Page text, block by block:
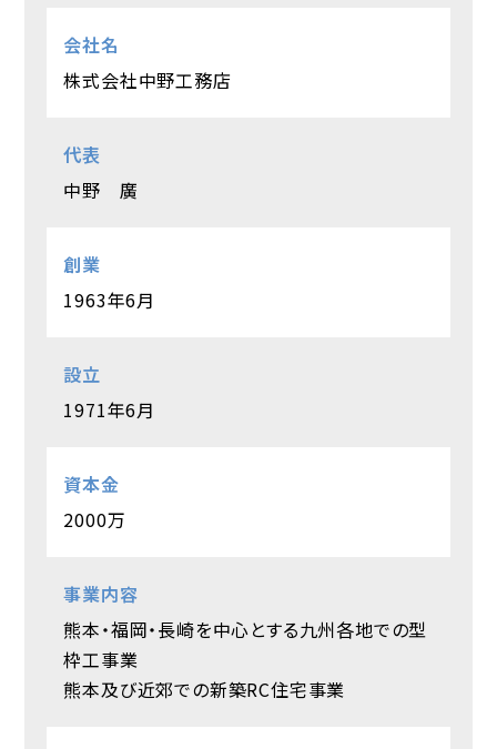
会社名
株式会社中野工務店
代表
中野 廣
創業
1963年6月
設立
1971年6月
資本金
2000万
事業内容
熊本・福岡・長崎を中心とする九州各地での型
枠工事業
熊本及び近郊での新築RC住宅事業